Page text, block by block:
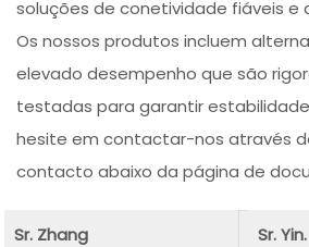
soluções de conetividade fiáveis e
Os nossos produtos incluem
elevado desempenho que são
testadas para garantir
hesite em contactar-nos através
contacto abaixo da página de
Sr. Zhang
Sr. Yin.